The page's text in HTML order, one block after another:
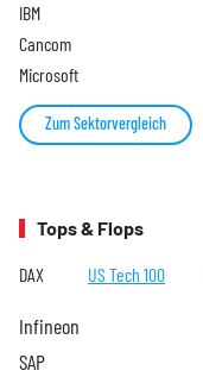
IBM
Cancom
Microsoft
Zum Sektorvergleich
Tops & Flops
DAX US Tech 100
Infineon
SAP